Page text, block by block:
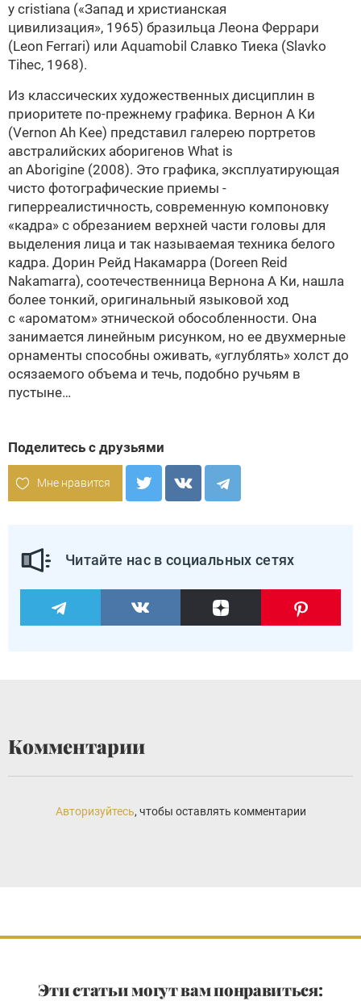
y cristiana («Запад и христианская
цивилизация», 1965) бразильца Леона Феррари
(Leon Ferrari) или Aquamobil Славко Тиека (Slavko
Tihec, 1968).
Из классических художественных дисциплин в
приоритете по-прежнему графика. Вернон А Ки
(Vernon Ah Kee) представил галерею портретов
австралийских аборигенов What is
an Aborigine (2008). Это графика, эксплуатирующая
чисто фотографические приемы -
гиперреалистичность, современную компоновку
«кадра» с обрезанием верхней части головы для
выделения лица и так называемая техника белого
кадра. Дорин Рейд Накамарра (Doreen Reid
Nakamarra), соотечественница Вернона А Ки, нашла
более тонкий, оригинальный языковой ход
с «ароматом» этнической обособленности. Она
занимается линейным рисунком, но ее двухмерные
орнаменты способны оживать, «углублять» холст до
осязаемого объема и течь, подобно ручьям в
пустыне…
Поделитесь с друзьями
Мне нравится
Читайте нас в социальных сетях
Комментарии
Авторизуйтесь, чтобы оставлять комментарии
Эти статьи могут вам понравиться: